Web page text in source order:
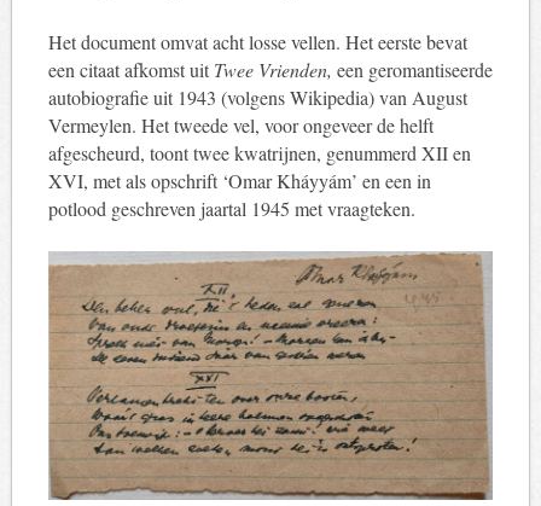
Het document omvat acht losse vellen. Het eerste bevat
een citaat afkomst uit Twee Vrienden, een geromantiseerde
autobiografie uit 1943 (volgens Wikipedia) van August
Vermeylen. Het tweede vel, voor ongeveer de helft
afgescheurd, toont twee kwatrijnen, genummerd XII en
XVI, met als opschrift ‘Omar Kháyyám’ en een in
potlood geschreven jaartal 1945 met vraagteken.